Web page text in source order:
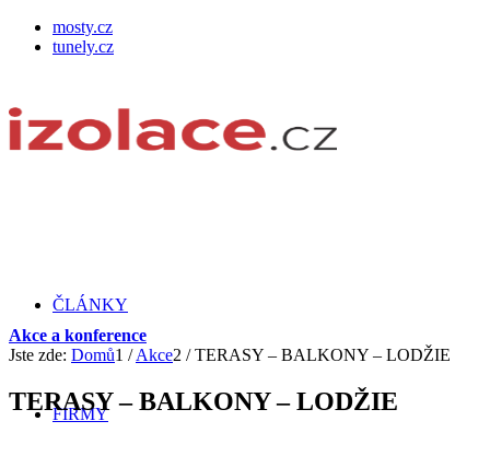
mosty.cz
tunely.cz
ČLÁNKY
FIRMY
Akce a konference
Jste zde: Domů1 / Akce2 / TERASY – BALKONY – LODŽIE
TERASY – BALKONY – LODŽIE